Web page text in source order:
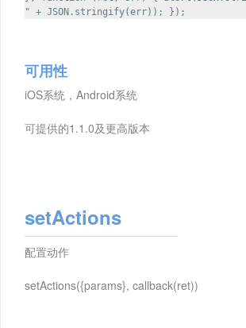
" + JSON.stringify(err)); });
可用性
iOS系统，Android系统
可提供的1.1.0及更高版本
setActions
配置动作
setActions({params}, callback(ret))